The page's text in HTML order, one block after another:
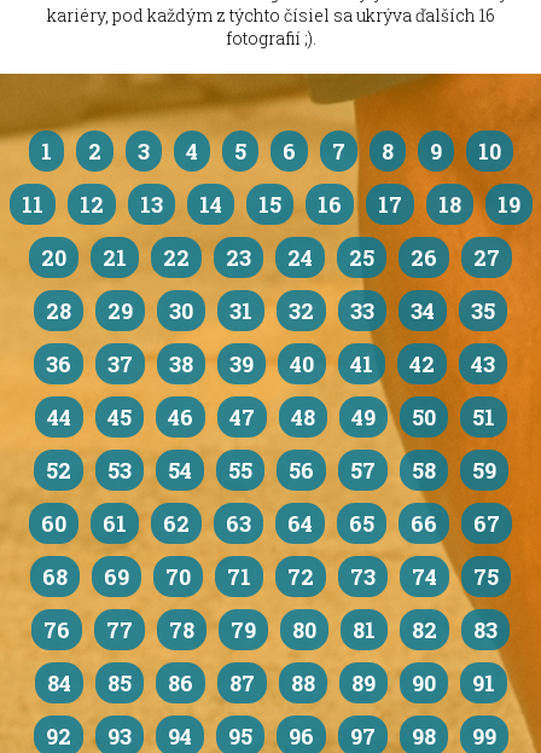
kariéry, pod každým z týchto čísiel sa ukrýva ďalších 16
fotografií ;).
1 2 3 4 5 6 7 8 9
10
11
12 13 14 15 16 17 18
19
20
21 22 23 24 25 26
27
28
29 30 31 32 33 34
35
36
37 38 39 40 41 42
43
44
45 46 47 48 49 50
51
52
53 54 55 56 57 58
59
60
61 62 63 64 65 66
67
68
69 70 71 72 73 74
75
76
77 78 79 80 81 82
83
84
85 86 87 88 89 90
91
92
93 94 95 96 97 98
99